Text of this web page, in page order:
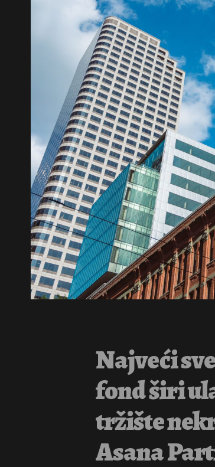
Najveći
fond širi
tržište
Asana